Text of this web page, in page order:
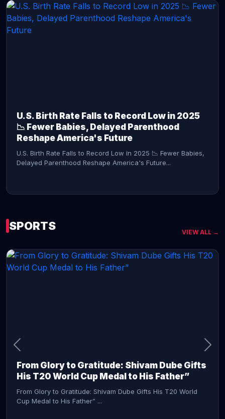
U.S. Birth Rate Falls to Record Low in 2025
📉 Fewer Babies, Delayed Parenthood
Reshape America's Future
U.S. Birth Rate Falls to Record Low in 2025 📉 Fewer Babies,
Delayed Parenthood Reshape America's Future...
SPORTS VIEW ALL →
From Glory to Gratitude: Shivam Dube Gifts
His T20 World Cup Medal to His Father”
From Glory to Gratitude: Shivam Dube Gifts His T20 World
Cup Medal to His Father” ...